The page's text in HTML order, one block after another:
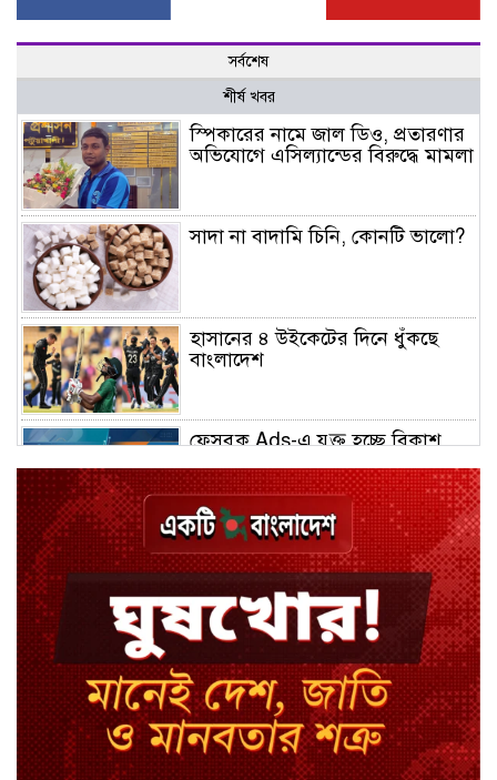
সর্বশেষ
শীর্ষ খবর
স্পিকারের নামে জাল ডিও, প্রতারণার
অভিযোগে এসিল্যান্ডের বিরুদ্ধে মামলা
সাদা না বাদামি চিনি, কোনটি ভালো?
হাসানের ৪ উইকেটের দিনে ধুঁকছে
বাংলাদেশ
ফেসবুক Ads-এ যুক্ত হচ্ছে বিকাশ
বিয়ে ভাঙার গুঞ্জনে মুখ খুললেন রণজয়
কেন লিভারপুল ছেড়ে তুরস্কের ক্লাবে
সালাহ
কপিল শর্মার অডিশনে বাদ পড়ার সেই
গল্প